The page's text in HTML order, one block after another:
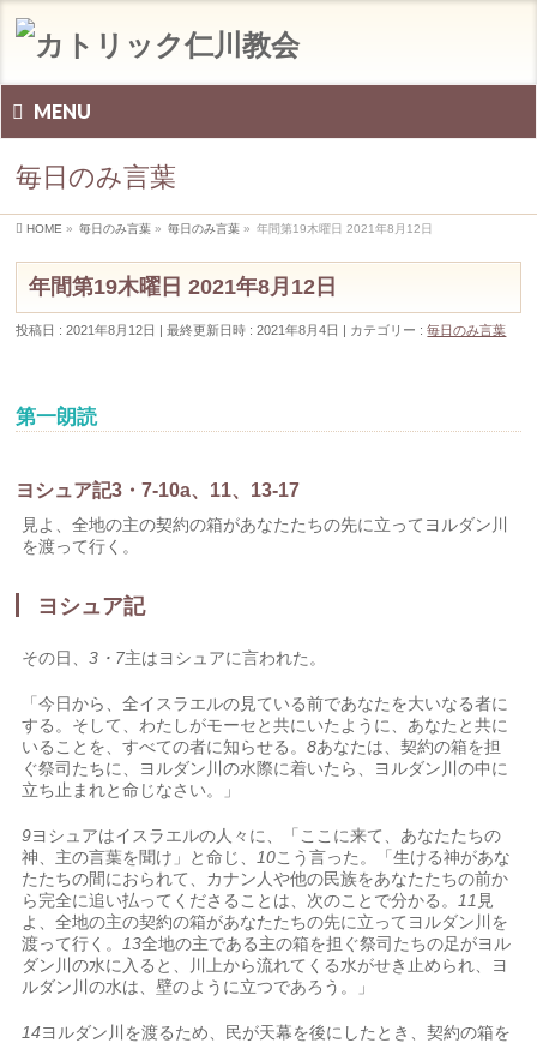
MENU
毎日のみ言葉
HOME » 毎日のみ言葉 » 毎日のみ言葉 » 年間第19木曜日 2021年8月12日
年間第19木曜日 2021年8月12日
投稿日 : 2021年8月12日 最終更新日時 : 2021年8月4日 カテゴリー :毎日のみ言葉
第一朗読
ヨシュア記3・7-10a、11、13-17
見よ、全地の主の契約の箱があなたたちの先に立ってヨルダン川
を渡って行く。
ヨシュア記
その日、3・7主はヨシュアに言われた。
「今日から、全イスラエルの見ている前であなたを大いなる者に
する。そして、わたしがモーセと共にいたように、あなたと共に
いることを、すべての者に知らせる。8あなたは、契約の箱を担
ぐ祭司たちに、ヨルダン川の水際に着いたら、ヨルダン川の中に
立ち止まれと命じなさい。」
9ヨシュアはイスラエルの人々に、「ここに来て、あなたたちの
神、主の言葉を聞け」と命じ、 10こう言った。「生ける神があな
たたちの間におられて、カナン人や他の民族をあなたたちの前か
ら完全に追い払ってくださることは、次のことで分かる。 11 見
よ、全地の主の契約の箱があなたたちの先に立ってヨルダン川を
渡って行く。 13全地の主である主の箱を担ぐ祭司たちの足がヨル
ダン川の水に入ると、川上から流れてくる水がせき止められ、ヨ
ルダン川の水は、壁のように立つであろう。」
14ヨルダン川を渡るため、民が天幕を後にしたとき、契約の箱を